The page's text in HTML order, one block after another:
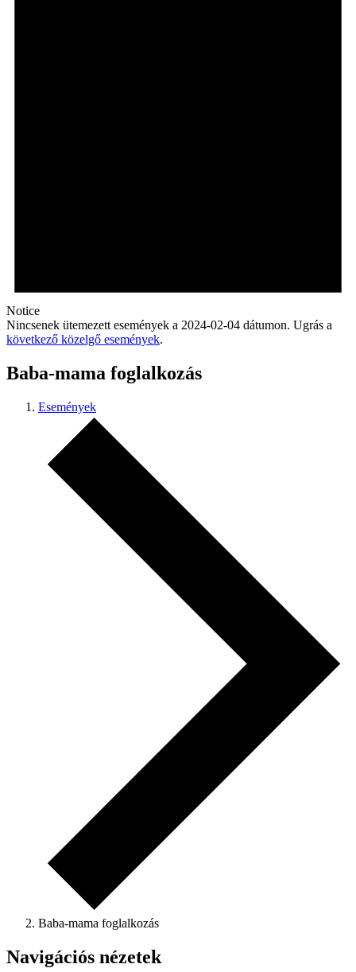
Notice
Nincsenek ütemezett események a 2024-02-04 dátumon. Ugrás a
következő közelgő események.
Baba-mama foglalkozás
Események
Baba-mama foglalkozás
Navigációs nézetek